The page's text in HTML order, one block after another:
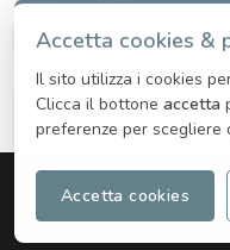
P.IVA 03441700980 - Via
Accetta cookies &
Il sito utilizza i cookies
Clicca il bottone accetta
preferenze per scegliere
Accetta cookies